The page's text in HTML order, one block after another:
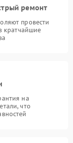
ремонт
провести
кратчайшие
на
что